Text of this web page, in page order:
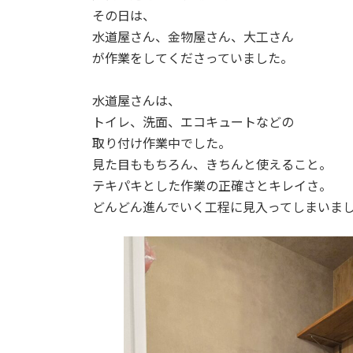
その日は、
水道屋さん、金物屋さん、大工さん
が作業をしてくださっていました。
水道屋さんは、
トイレ、洗面、エコキュートなどの
取り付け作業中でした。
見た目ももちろん、きちんと使えること。
テキパキとした作業の正確さとキレイさ。
どんどん進んでいく工程に見入ってしまいま